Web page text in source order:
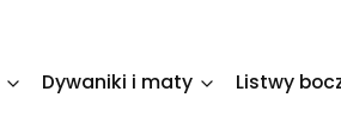
Dywaniki i maty Listwy